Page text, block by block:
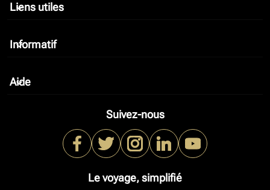
Liens utiles
keyboard_arrow_down
Informatif
keyboard_arrow_down
Aide
keyboard_arrow_down
Suivez-nous
Le voyage, simplifié